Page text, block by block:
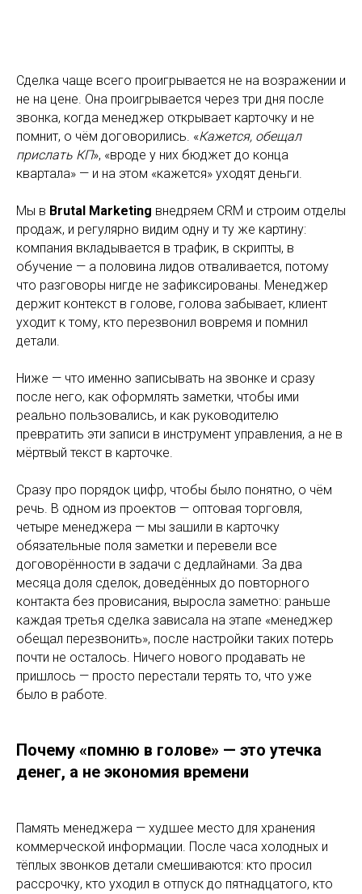
Сделка чаще всего проигрывается не на возражении и
не на цене. Она проигрывается через три дня после
звонка, когда менеджер открывает карточку и не
помнит, о чём договорились. «Кажется, обещал
прислать КП», «вроде у них бюджет до конца
квартала» — и на этом «кажется» уходят деньги.
Мы в Brutal Marketing внедряем CRM и строим отделы
продаж, и регулярно видим одну и ту же картину:
компания вкладывается в трафик, в скрипты, в
обучение — а половина лидов отваливается, потому
что разговоры нигде не зафиксированы. Менеджер
держит контекст в голове, голова забывает, клиент
уходит к тому, кто перезвонил вовремя и помнил
детали.
Ниже — что именно записывать на звонке и сразу
после него, как оформлять заметки, чтобы ими
реально пользовались, и как руководителю
превратить эти записи в инструмент управления, а не в
мёртвый текст в карточке.
Сразу про порядок цифр, чтобы было понятно, о чём
речь. В одном из проектов — оптовая торговля,
четыре менеджера — мы зашили в карточку
обязательные поля заметки и перевели все
договорённости в задачи с дедлайнами. За два
месяца доля сделок, доведённых до повторного
контакта без провисания, выросла заметно: раньше
каждая третья сделка зависала на этапе «менеджер
обещал перезвонить», после настройки таких потерь
почти не осталось. Ничего нового продавать не
пришлось — просто перестали терять то, что уже
было в работе.
Почему «помню в голове» — это утечка
денег, а не экономия времени
Память менеджера — худшее место для хранения
коммерческой информации. После часа холодных и
тёплых звонков детали смешиваются: кто просил
рассрочку, кто уходил в отпуск до пятнадцатого, кто